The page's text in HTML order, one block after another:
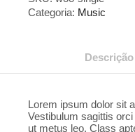
Categoria: Music
Descrição
Lorem ipsum dolor sit
Vestibulum sagittis
ut metus leo. Class